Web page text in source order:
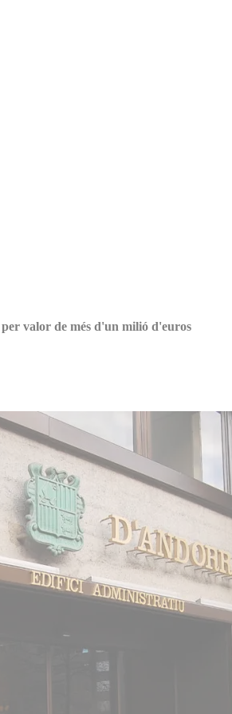
valor de més d'un milió d'euros